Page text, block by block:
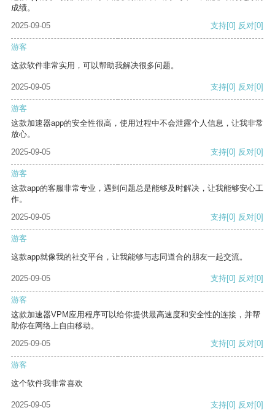
成绩。
2025-09-05
支持[0] 反对[0]
游客
这款软件非常实用，可以帮助我解决很多问题。
2025-09-05 支持[0] 反对[0]
游客
这款加速器app的安全性很高，使用过程中不会泄露个人信息，让我非常
放心。
2025-09-05
支持[0] 反对[0]
游客
这款app的客服非常专业，遇到问题总是能够及时解决，让我能够安心工
作。
2025-09-05
支持[0] 反对[0]
游客
这款app就像我的社交平台，让我能够与志同道合的朋友一起交流。
2025-09-05 支持[0] 反对[0]
游客
这款加速器VPM应用程序可以给你提供最高速度和安全性的连接，并帮
助你在网络上自由移动。
2025-09-05
支持[0] 反对[0]
游客
这个软件我非常喜欢
2025-09-05 支持[0] 反对[0]